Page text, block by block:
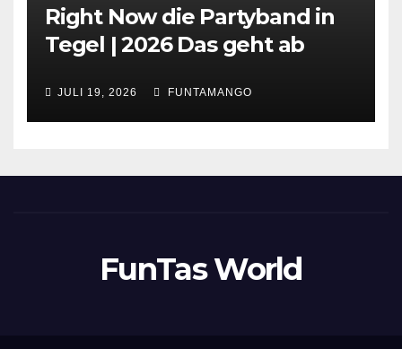
Right Now die Partyband in
Tegel | 2026 Das geht ab
JULI 19, 2026 FUNTAMANGO
FunTas World